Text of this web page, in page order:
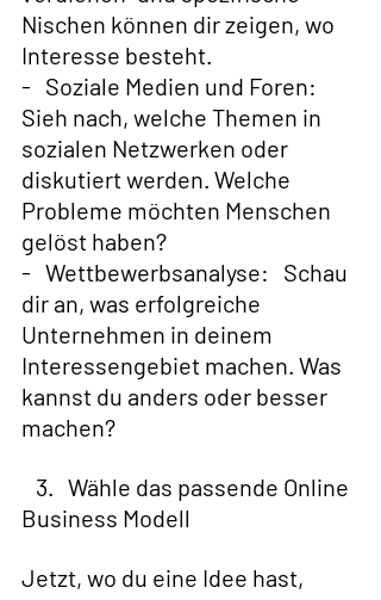
Nischen können dir zeigen, wo
Interesse besteht.
-   Soziale Medien und Foren:
Sieh nach, welche Themen in
sozialen Netzwerken oder
diskutiert werden. Welche
Probleme möchten Menschen
gelöst haben?
-   Wettbewerbsanalyse:   Schau
dir an, was erfolgreiche
Unternehmen in deinem
Interessengebiet machen. Was
kannst du anders oder besser
machen?
3.   Wähle das passende Online
Business Modell
Jetzt, wo du eine Idee hast,